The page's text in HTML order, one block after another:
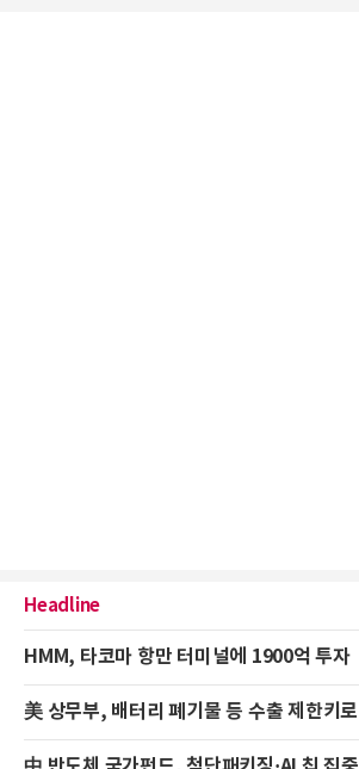
Headline
HMM, 타코마 항만 터미널에 1900억 투자
美 상무부, 배터리 폐기물 등 수출 제한키로